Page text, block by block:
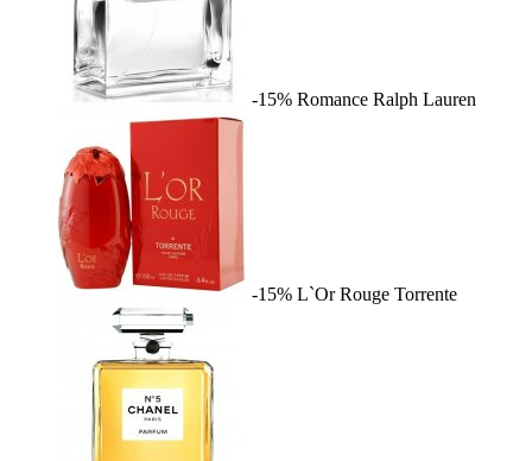
-15% Romance Ralph Lauren
-15% L`Or Rouge Torrente